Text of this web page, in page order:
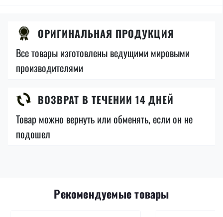
ОРИГИНАЛЬНАЯ ПРОДУКЦИЯ
Все товары изготовлены ведущими мировыми
производителями
ВОЗВРАТ В ТЕЧЕНИИ 14 ДНЕЙ
Товар можно вернуть или обменять, если он не
подошел
Рекомендуемые товары